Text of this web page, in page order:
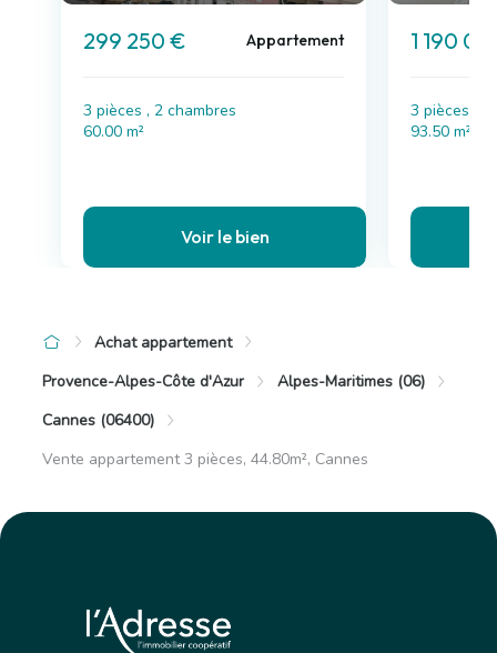
299 250 € Appartement
3 pièces , 2 chambres
60.00 m²
Voir le bien
1 190
3 pièces , 2
93.50 m²
Achat appartement
Provence-Alpes-Côte d'Azur
Alpes-Maritimes (06)
Cannes (06400)
Vente appartement 3 pièces, 44.80m², Cannes